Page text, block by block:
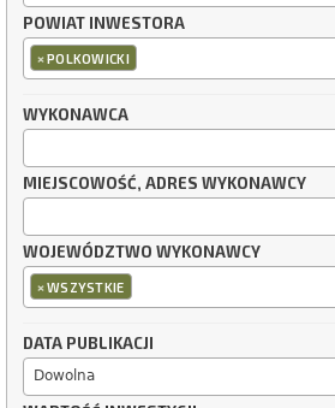
POWIAT INWESTORA
×POLKOWICKI
WYKONAWCA
MIEJSCOWOŚĆ, ADRES WYKONAWCY
WOJEWÓDZTWO WYKONAWCY
×WSZYSTKIE
DATA PUBLIKACJI
Dowolna